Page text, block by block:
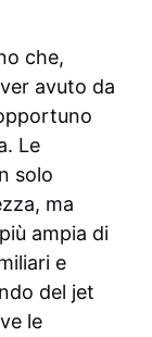
che,
avuto da
Le
solo
ma
ampia di
e
del jet
le